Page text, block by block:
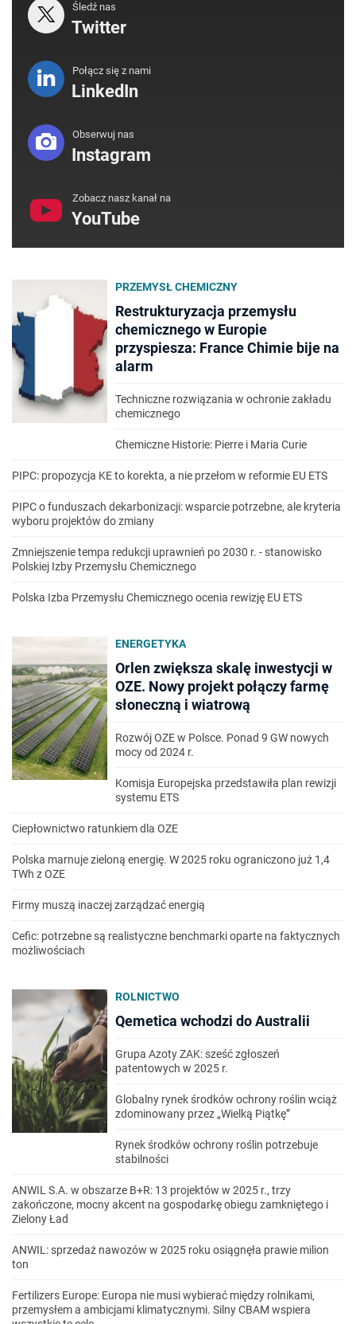
Śledź nas
Twitter
Połącz się z nami
LinkedIn
Obserwuj nas
Instagram
Zobacz nasz kanał na
YouTube
PRZEMYSŁ CHEMICZNY
Restrukturyzacja przemysłu
chemicznego w Europie
przyspiesza: France Chimie bije na
alarm
Techniczne rozwiązania w ochronie zakładu
chemicznego
Chemiczne Historie: Pierre i Maria Curie
PIPC: propozycja KE to korekta, a nie przełom w reformie EU ETS
PIPC o funduszach dekarbonizacji: wsparcie potrzebne, ale kryteria
wyboru projektów do zmiany
Zmniejszenie tempa redukcji uprawnień po 2030 r. - stanowisko
Polskiej Izby Przemysłu Chemicznego
Polska Izba Przemysłu Chemicznego ocenia rewizję EU ETS
ENERGETYKA
Orlen zwiększa skalę inwestycji w
OZE. Nowy projekt połączy farmę
słoneczną i wiatrową
Rozwój OZE w Polsce. Ponad 9 GW nowych
mocy od 2024 r.
Komisja Europejska przedstawiła plan rewizji
systemu ETS
Ciepłownictwo ratunkiem dla OZE
Polska marnuje zieloną energię. W 2025 roku ograniczono już 1,4
TWh z OZE
Firmy muszą inaczej zarządzać energią
Cefic: potrzebne są realistyczne benchmarki oparte na faktycznych
możliwościach
ROLNICTWO
Qemetica wchodzi do Australii
Grupa Azoty ZAK: sześć zgłoszeń
patentowych w 2025 r.
Globalny rynek środków ochrony roślin wciąż
zdominowany przez „Wielką Piątkę”
Rynek środków ochrony roślin potrzebuje
stabilności
ANWIL S.A. w obszarze B+R: 13 projektów w 2025 r., trzy
zakończone, mocny akcent na gospodarkę obiegu zamkniętego i
Zielony Ład
ANWIL: sprzedaż nawozów w 2025 roku osiągnęła prawie milion
ton
Fertilizers Europe: Europa nie musi wybierać między rolnikami,
przemysłem a ambicjami klimatycznymi. Silny CBAM wspiera